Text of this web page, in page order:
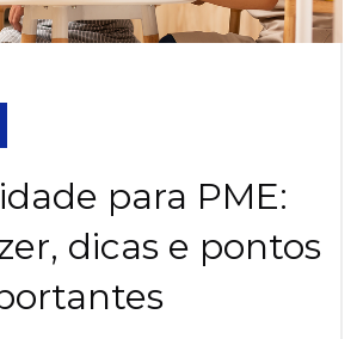
para PME:
dicas e pontos